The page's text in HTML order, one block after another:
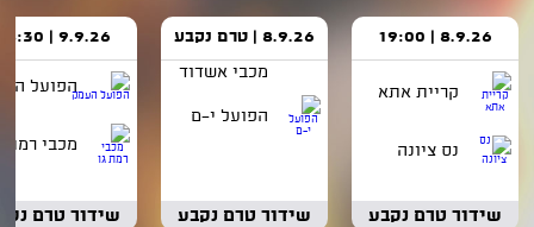
8.9.26 | 19:00
קריית אתא
נס ציונה
שידור טרם נקבע
8.9.26 | טרם נקבע
שידור טרם נקבע
9.9.26 | 18:30
הפועל
מכבי רמת
שידור טרם